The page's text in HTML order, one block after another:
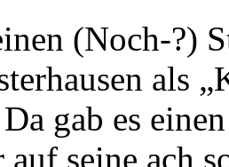
(Noch-?)
als
gab es
auf seine ach